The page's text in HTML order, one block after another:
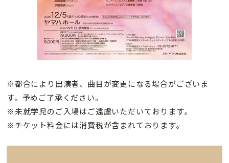
※都合により出演者、曲目が変更になる場合がございま
す。予めご了承ください。
※未就学児のご入場はご遠慮いただいております。
※チケット料金には消費税が含まれております。